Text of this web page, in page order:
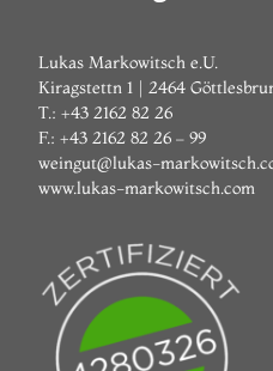
Lukas Markowitsch e.U.
Kiragstettn 1 | 2464
T.: +43 2162 82 26
F.: +43 2162 82 26 – 99
weingut@lukas-
www.lukas-markowitsch.com